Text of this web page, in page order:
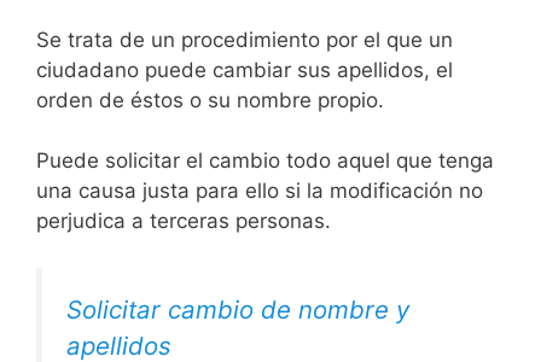
Se trata de un procedimiento por el que un
ciudadano puede cambiar sus apellidos, el
orden de éstos o su nombre propio.
Puede solicitar el cambio todo aquel que tenga
una causa justa para ello si la modificación no
perjudica a terceras personas.
Solicitar cambio de nombre y
apellidos